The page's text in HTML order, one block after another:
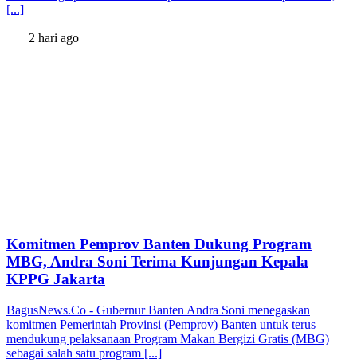
[...]
2 hari ago
Komitmen Pemprov Banten Dukung Program
MBG, Andra Soni Terima Kunjungan Kepala
KPPG Jakarta
BagusNews.Co - Gubernur Banten Andra Soni menegaskan
komitmen Pemerintah Provinsi (Pemprov) Banten untuk terus
mendukung pelaksanaan Program Makan Bergizi Gratis (MBG)
sebagai salah satu program [...]